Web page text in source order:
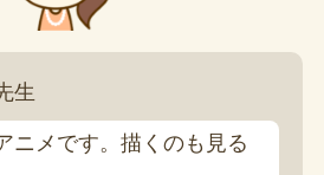
生
ニメです。描くのも見る